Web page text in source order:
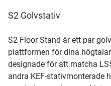
S2 Golvstativ
S2 Floor Stand är ett par
plattformen för dina
designade för att matcha
andra KEF-stativmonterade